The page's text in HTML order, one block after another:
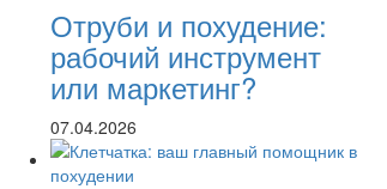
Отруби и похудение:
рабочий инструмент
или маркетинг?
07.04.2026